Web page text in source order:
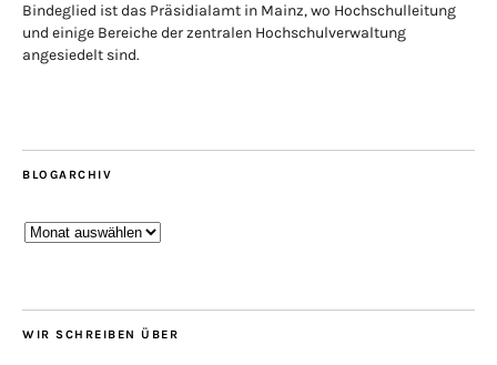
Bindeglied ist das Präsidialamt in Mainz, wo Hochschulleitung
und einige Bereiche der zentralen Hochschulverwaltung
angesiedelt sind.
BLOGARCHIV
Blogarchiv
WIR SCHREIBEN ÜBER